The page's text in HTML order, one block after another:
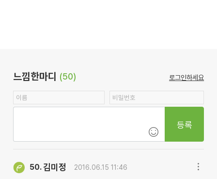
느낌한마디 (50) 로그인하세요
등록
50.김미정 2016.06.15 11:46